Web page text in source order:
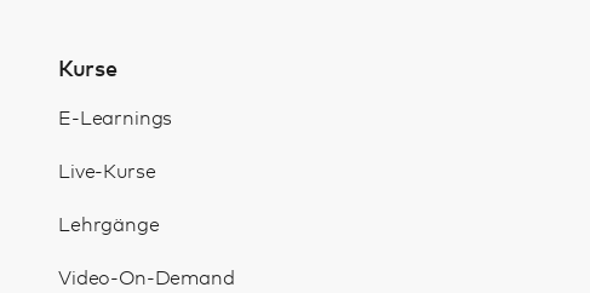
Kurse
E-Learnings
Live-Kurse
Lehrgänge
Video-On-Demand